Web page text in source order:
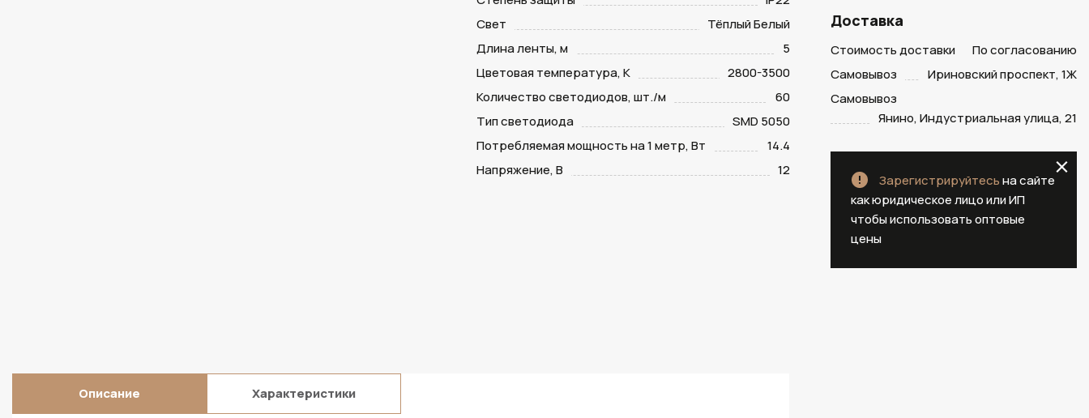
Свет
Тёплый Белый
Длина ленты, м
5
Цветовая температура, К
2800-3500
Количество светодиодов, шт./м
60
Тип светодиода
SMD 5050
Потребляемая мощность на 1 метр, Вт
14.4
Напряжение, В
12
Доставка
Стоимость доставки
По согласованию
Самовывоз
Ириновский проспект, 1Ж
Самовывоз
Янино, Индустриальная улица, 21
Зарегистрируйтесьна сайте
как юридическое лицо или ИП
чтобы использовать оптовые
цены
Описание Характеристики